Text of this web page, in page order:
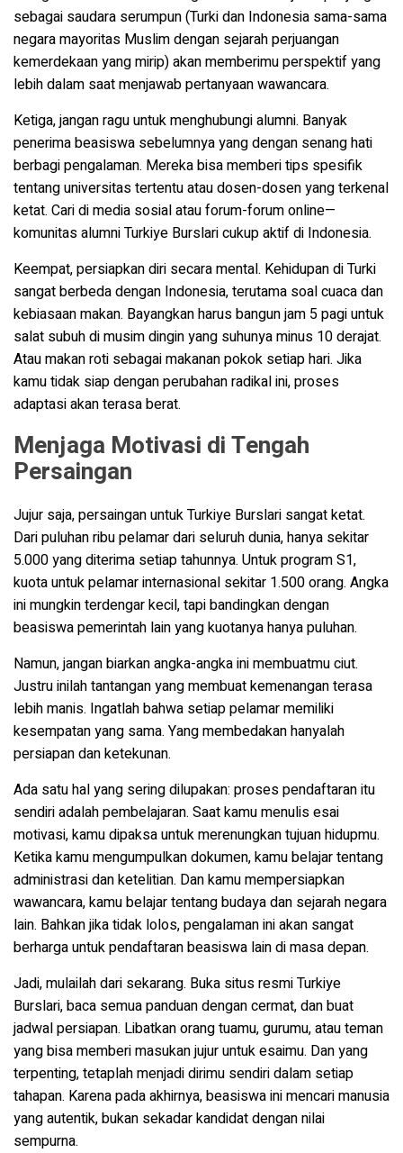
sebagai saudara serumpun (Turki dan Indonesia sama-sama
negara mayoritas Muslim dengan sejarah perjuangan
kemerdekaan yang mirip) akan memberimu perspektif yang
lebih dalam saat menjawab pertanyaan wawancara.
Ketiga, jangan ragu untuk menghubungi alumni. Banyak
penerima beasiswa sebelumnya yang dengan senang hati
berbagi pengalaman. Mereka bisa memberi tips spesifik
tentang universitas tertentu atau dosen-dosen yang terkenal
ketat. Cari di media sosial atau forum-forum online—
komunitas alumni Turkiye Burslari cukup aktif di Indonesia.
Keempat, persiapkan diri secara mental. Kehidupan di Turki
sangat berbeda dengan Indonesia, terutama soal cuaca dan
kebiasaan makan. Bayangkan harus bangun jam 5 pagi untuk
salat subuh di musim dingin yang suhunya minus 10 derajat.
Atau makan roti sebagai makanan pokok setiap hari. Jika
kamu tidak siap dengan perubahan radikal ini, proses
adaptasi akan terasa berat.
Menjaga Motivasi di Tengah
Persaingan
Jujur saja, persaingan untuk Turkiye Burslari sangat ketat.
Dari puluhan ribu pelamar dari seluruh dunia, hanya sekitar
5.000 yang diterima setiap tahunnya. Untuk program S1,
kuota untuk pelamar internasional sekitar 1.500 orang. Angka
ini mungkin terdengar kecil, tapi bandingkan dengan
beasiswa pemerintah lain yang kuotanya hanya puluhan.
Namun, jangan biarkan angka-angka ini membuatmu ciut.
Justru inilah tantangan yang membuat kemenangan terasa
lebih manis. Ingatlah bahwa setiap pelamar memiliki
kesempatan yang sama. Yang membedakan hanyalah
persiapan dan ketekunan.
Ada satu hal yang sering dilupakan: proses pendaftaran itu
sendiri adalah pembelajaran. Saat kamu menulis esai
motivasi, kamu dipaksa untuk merenungkan tujuan hidupmu.
Ketika kamu mengumpulkan dokumen, kamu belajar tentang
administrasi dan ketelitian. Dan kamu mempersiapkan
wawancara, kamu belajar tentang budaya dan sejarah negara
lain. Bahkan jika tidak lolos, pengalaman ini akan sangat
berharga untuk pendaftaran beasiswa lain di masa depan.
Jadi, mulailah dari sekarang. Buka situs resmi Turkiye
Burslari, baca semua panduan dengan cermat, dan buat
jadwal persiapan. Libatkan orang tuamu, gurumu, atau teman
yang bisa memberi masukan jujur untuk esaimu. Dan yang
terpenting, tetaplah menjadi dirimu sendiri dalam setiap
tahapan. Karena pada akhirnya, beasiswa ini mencari manusia
yang autentik, bukan sekadar kandidat dengan nilai
sempurna.